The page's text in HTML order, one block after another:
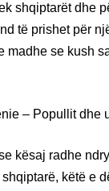
shqiptarët dhe
të prishet për
madhe se kush
– Popullit dhe
kësaj radhe
këtë e